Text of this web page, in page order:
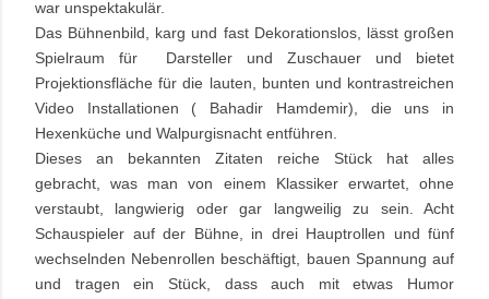
war unspektakulär.
Das Bühnenbild, karg und fast Dekorationslos, lässt großen
Spielraum für Darsteller und Zuschauer und bietet
Projektionsfläche für die lauten, bunten und kontrastreichen
Video Installationen ( Bahadir Hamdemir), die uns in
Hexenküche und Walpurgisnacht entführen.
Dieses an bekannten Zitaten reiche Stück hat alles
gebracht, was man von einem Klassiker erwartet, ohne
verstaubt, langwierig oder gar langweilig zu sein. Acht
Schauspieler auf der Bühne, in drei Hauptrollen und fünf
wechselnden Nebenrollen beschäftigt, bauen Spannung auf
und tragen ein Stück, dass auch mit etwas Humor